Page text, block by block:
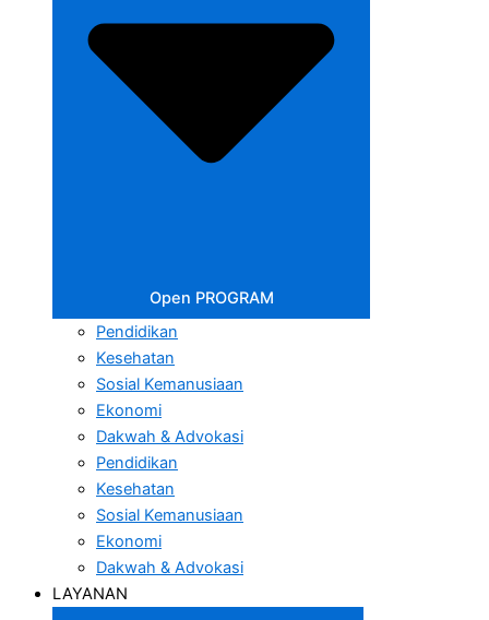
Open PROGRAM
Pendidikan
Kesehatan
Sosial Kemanusiaan
Ekonomi
Dakwah & Advokasi
Pendidikan
Kesehatan
Sosial Kemanusiaan
Ekonomi
Dakwah & Advokasi
LAYANAN